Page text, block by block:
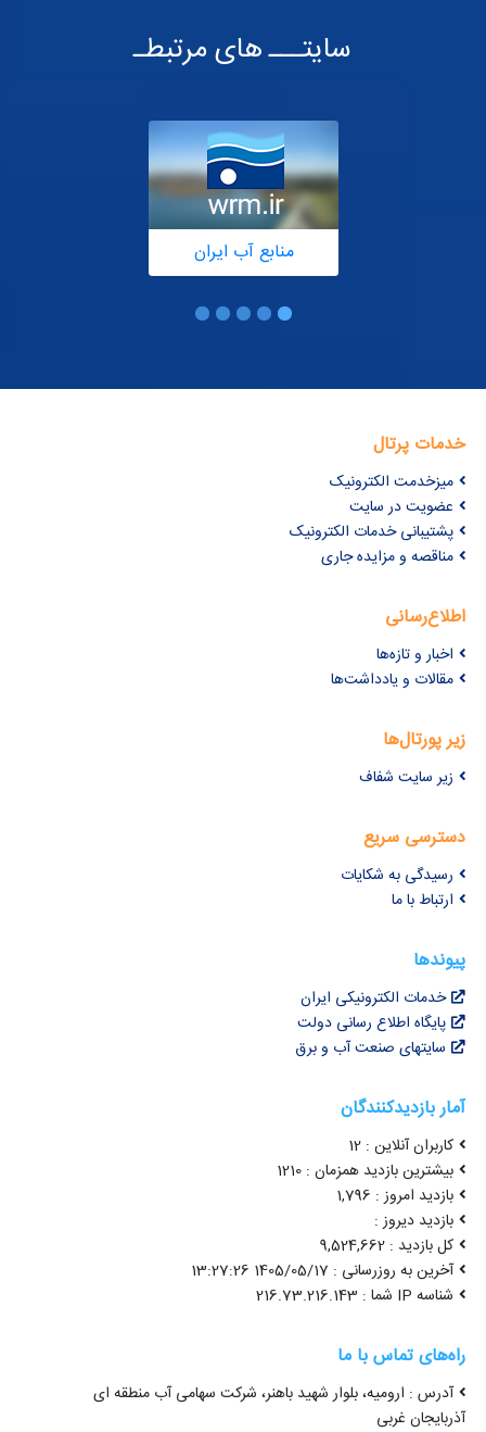
سایتـــ های مرتبطـ
منابع آب ایران
خدمات پرتال
میزخدمت الکترونیک
عضویت در سایت
پشتیبانی خدمات الکترونیک
مناقصه و مزایده جاری
اطلاع‌رسانی
اخبار و تازه‌ها
مقالات و یادداشت‌ها
زیر پورتال‌ها
زیر سایت شفاف
دسترسی سریع
رسیدگی به شکایات
ارتباط با ما
پیوندها
خدمات الکترونیکی ایران
پایگاه اطلاع رسانی دولت
سایتهای صنعت آب و برق
آمار بازدیدکنندگان
کاربران آنلاین : 12
بیشترین بازدید همزمان : 1210
بازدید امروز : 1,796
بازدید دیروز :
کل بازدید : 9,524,662
آخرین به روزرسانی : 1405/05/17 13:27:26
شناسه IP شما : 216.73.216.143
راه‌های تماس با ما
آدرس : ارومیه، بلوار شهید باهنر، شرکت سهامی آب منطقه ای
آذربایجان غربی